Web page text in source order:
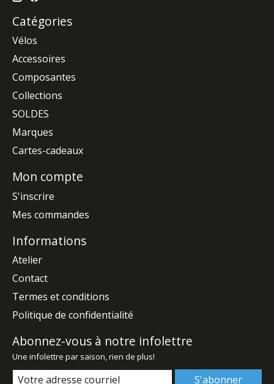
Catégories
Vélos
Accessoires
Composantes
Collections
SOLDES
Marques
Cartes-cadeaux
Mon compte
S'inscrire
Mes commandes
Informations
Atelier
Contact
Termes et conditions
Politique de confidentialité
Abonnez-vous à notre infolettre
Une infolettre par saison, rien de plus!
S'abonner